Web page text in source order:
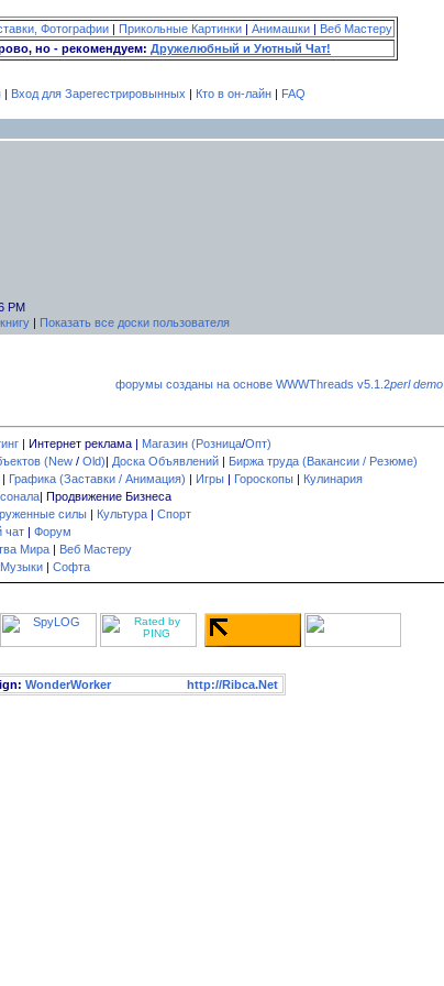
Фотографии | Прикольные Картинки | Анимашки | Веб Мастеру
но - рекомендуем: Дружелюбный и Уютный Чат!
| Вход для Зарегестрировынных | Кто в он-лайн | FAQ
PM
| Показать все доски пользователя
форумы созданы на основе WWWThreads v5.1.2perl demo
| Интернет реклама | Магазин (Розница/Опт)
(New / Old)| Доска Объявлений | Биржа труда (Вакансии / Резюме)
| Графика (Заставки / Анимация) | Игры | Гороскопы | Кулинария
| Продвижение Бизнеса
силы | Культура | Спорт
чат | Форум
Мира | Веб Мастеру
Музыки | Софта
WonderWorker http://Ribca.Net